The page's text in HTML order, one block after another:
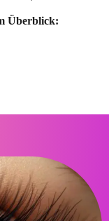
Überblick: